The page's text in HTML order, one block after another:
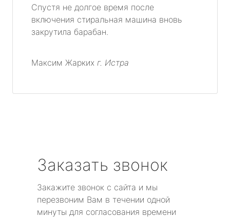
Спустя не долгое время после
включения стиральная машина вновь
закрутила барабан.
Максим Жарких г. Истра
Заказать звонок
Закажите звонок с сайта и мы
перезвоним Вам в течении одной
минуты для согласования времени